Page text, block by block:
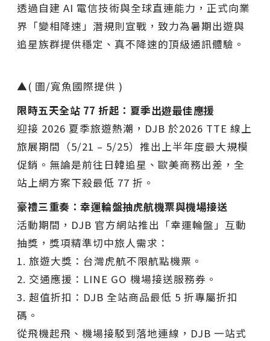
透過自建 AI 電信技術與全球直連能力，正式向業
界「變相降速」潛規則宣戰，致力為暑期出遊與
追星族群提供穩定、真不降速的頂級通訊體驗。
▲( 圖/寬魚國際提供 )
限時五天全站 77 折起：夏季出遊最佳應援
迎接 2026 夏季旅遊熱潮，DJB 於2026 TTE 線上
旅展期間（5/21 – 5/25）推出上半年度最大規模
促銷。無論是前往日韓追星、歐美商務出差，全
站上網方案下殺最低 77 折。
豪禮三重奏：幸運輪盤抽虎航機票與機場接送
活動期間，DJB 官方網站推出「幸運輪盤」互動
抽獎，獎項精準切中旅人需求：
1. 旅遊大獎：台灣虎航不限航點機票。
2. 交通應援：LINE GO 機場接送服務券。
3. 超值折扣：DJB 全站商品最低 5 折專屬折扣
碼。
從飛機起飛、機場接駁到落地連線，DJB 一站式